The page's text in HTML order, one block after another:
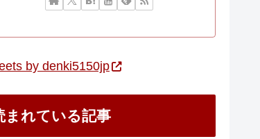
by denki5150jp
まれている記事